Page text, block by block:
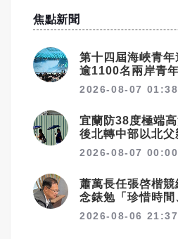
焦點新聞
第十四屆海峽青
逾1100名兩岸青
2026-08-07 01:38
宜蘭防38度極端
後北轉中部以北
2026-08-07 00:00
蕭萬長任張啓楷
念錶勉「珍惜時間
2026-08-06 21:37